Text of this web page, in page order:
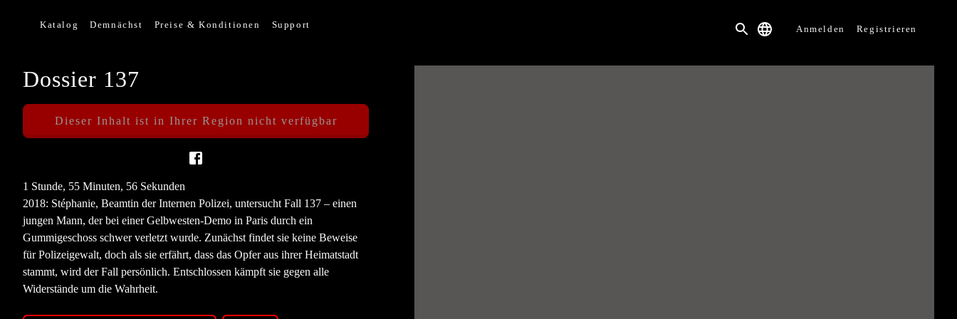
Katalog Demnächst Preise & Konditionen Support Anmelden Registrieren
Dossier 137
Dieser Inhalt ist in Ihrer Region nicht verfügbar
1 Stunde, 55 Minuten, 56 Sekunden
2018: Stéphanie, Beamtin der Internen Polizei, untersucht Fall 137 – einen
jungen Mann, der bei einer Gelbwesten-Demo in Paris durch ein
Gummigeschoss schwer verletzt wurde. Zunächst findet sie keine Beweise
für Polizeigewalt, doch als sie erfährt, dass das Opfer aus ihrer Heimatstadt
stammt, wird der Fall persönlich. Entschlossen kämpft sie gegen alle
Widerstände um die Wahrheit.